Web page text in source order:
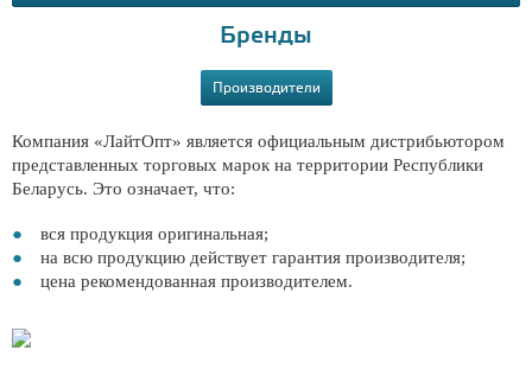
Бренды
Производители
Компания «ЛайтОпт» является официальным дистрибьютором
представленных торговых марок на территории Республики
Беларусь. Это означает, что:
вся продукция оригинальная;
на всю продукцию действует гарантия производителя;
цена рекомендованная производителем.